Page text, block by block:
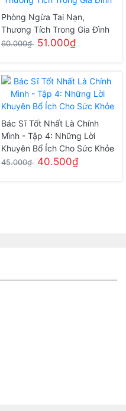
Phòng Ngừa Tai Nạn,
Thương Tích Trong Gia Đình
60.000₫ 51.000₫
Bác Sĩ Tốt Nhất Là Chính
Mình - Tập 4: Những Lời
Khuyên Bổ Ích Cho Sức Khỏe
45.000₫ 40.500₫